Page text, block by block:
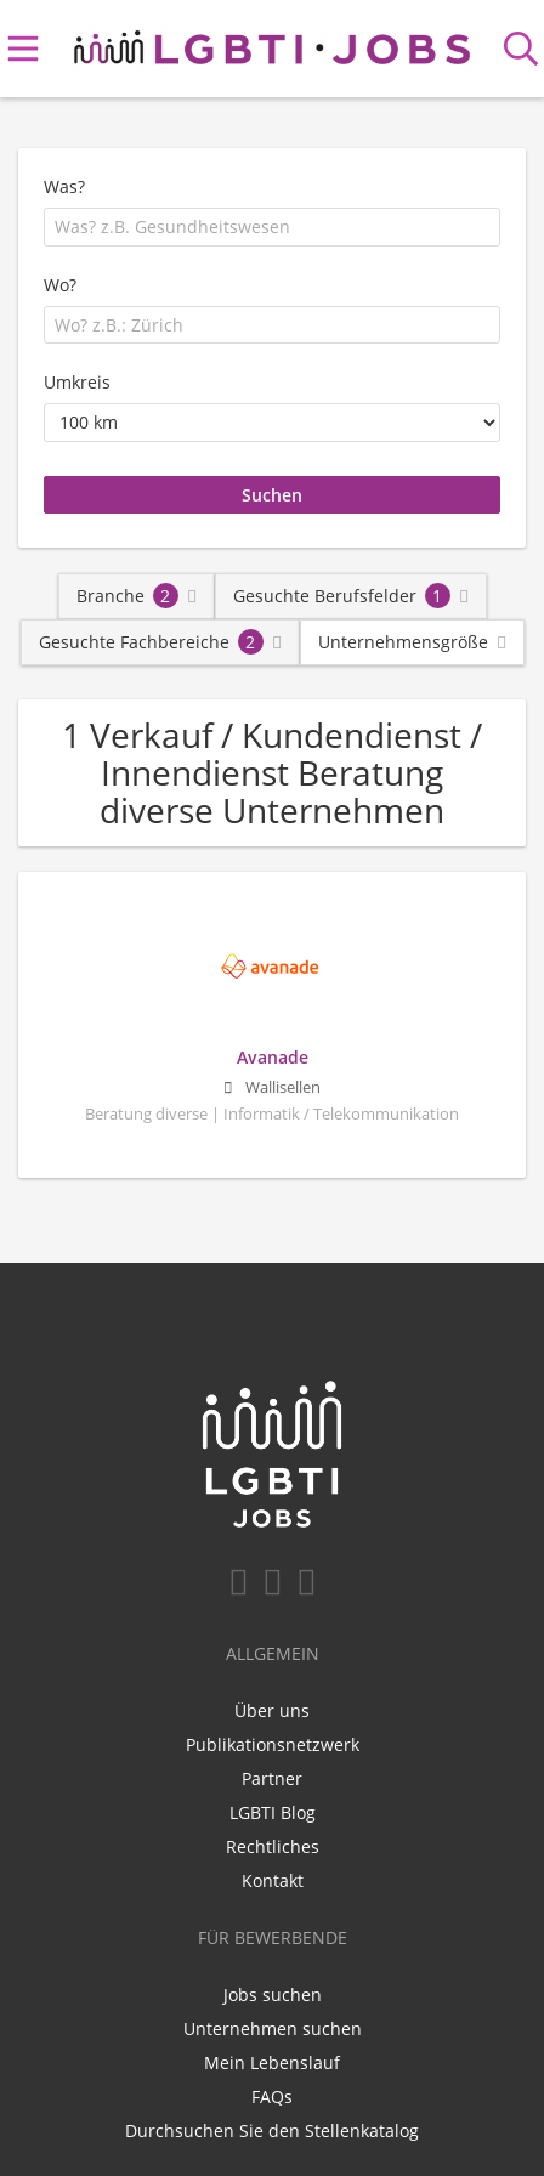
Was?
Wo?
Umkreis
Branche 2 Gesuchte Berufsfelder
1
Gesuchte Fachbereiche
2 Unternehmensgröße
1 Verkauf / Kundendienst /
Innendienst Beratung
diverse Unternehmen
Avanade
Wallisellen
Beratung diverse | Informatik / Telekommunikation
ALLGEMEIN
Über uns
Publikationsnetzwerk
Partner
LGBTI Blog
Rechtliches
Kontakt
FÜR BEWERBENDE
Jobs suchen
Unternehmen suchen
Mein Lebenslauf
FAQs
Durchsuchen Sie den Stellenkatalog